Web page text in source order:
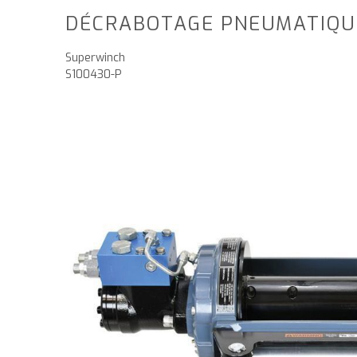
DÉCRABOTAGE
Superwinch
S100430-P